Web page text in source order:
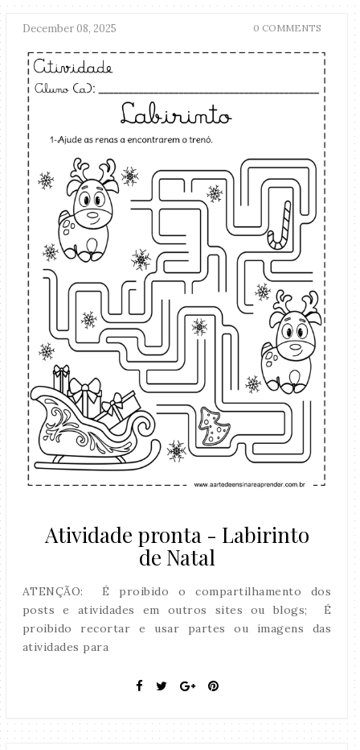
December 08, 2025 0 COMMENTS
Atividade pronta - Labirinto
de Natal
ATENÇÃO: É proibido o compartilhamento dos
posts e atividades em outros sites ou blogs; É
proibido recortar e usar partes ou imagens das
atividades para